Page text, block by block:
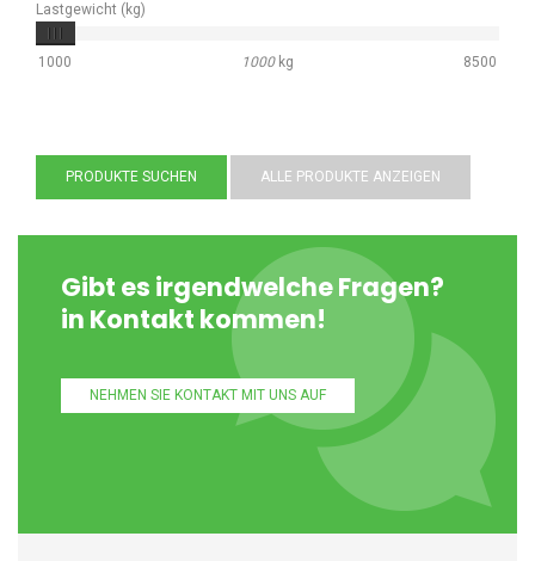
Lastgewicht (kg)
1000 1000kg 8500
PRODUKTE SUCHEN ALLE PRODUKTE ANZEIGEN
Gibt es irgendwelche Fragen?
in Kontakt kommen!
NEHMEN SIE KONTAKT MIT UNS AUF